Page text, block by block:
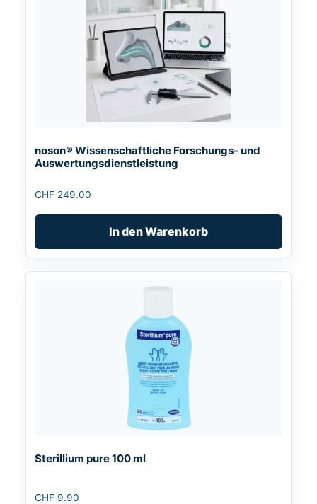
noson® Wissenschaftliche Forschungs- und
Auswertungsdienstleistung
CHF 249.00
In den Warenkorb
Sterillium pure 100 ml
CHF 9.90